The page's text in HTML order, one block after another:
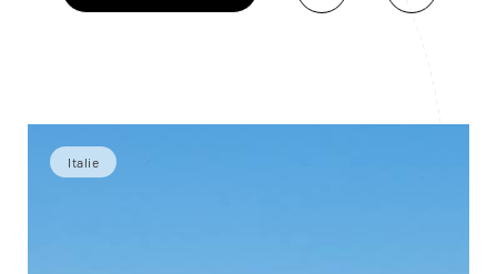
Italie